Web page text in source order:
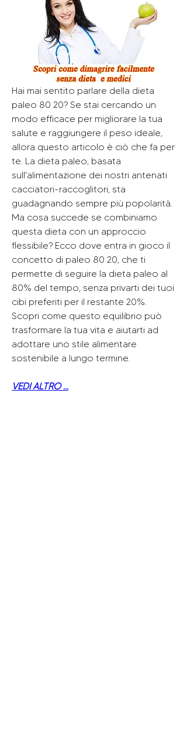
Hai mai sentito parlare della dieta
paleo 80 20? Se stai cercando un
modo efficace per migliorare la tua
salute e raggiungere il peso ideale,
allora questo articolo è ciò che fa per
te. La dieta paleo, basata
sull'alimentazione dei nostri antenati
cacciatori-raccoglitori, sta
guadagnando sempre più popolarità.
Ma cosa succede se combiniamo
questa dieta con un approccio
flessibile? Ecco dove entra in gioco il
concetto di paleo 80 20, che ti
permette di seguire la dieta paleo al
80% del tempo, senza privarti dei tuoi
cibi preferiti per il restante 20%.
Scopri come questo equilibrio può
trasformare la tua vita e aiutarti ad
adottare uno stile alimentare
sostenibile a lungo termine.
VEDI ALTRO ...